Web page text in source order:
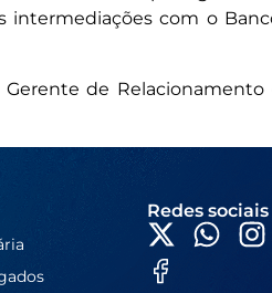
intermediações com o
de Relacionamento
Redes sociais